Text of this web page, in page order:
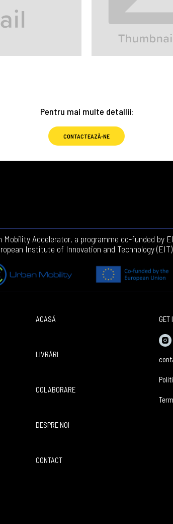
Pentru mai multe detallii:
CONTACTEAZĂ-NE
Accelerator, a programme co-funded by
Institute of Innovation and Technology
ACASĂ
LIVRĂRI
COLABORARE
DESPRE NOI
CONTACT
GET